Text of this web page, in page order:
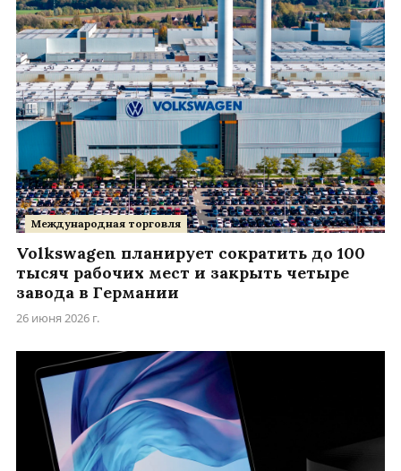
Международная торговля
Volkswagen планирует сократить до 100
тысяч рабочих мест и закрыть четыре
завода в Германии
26 июня 2026 г.